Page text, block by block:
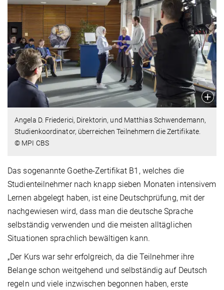
Angela D. Friederici, Direktorin, und Matthias Schwendemann,
Studienkoordinator, überreichen Teilnehmern die Zertifikate.
© MPI CBS
Das sogenannte Goethe-Zertifikat B1, welches die
Studienteilnehmer nach knapp sieben Monaten intensivem
Lernen abgelegt haben, ist eine Deutschprüfung, mit der
nachgewiesen wird, dass man die deutsche Sprache
selbständig verwenden und die meisten alltäglichen
Situationen sprachlich bewältigen kann.
„Der Kurs war sehr erfolgreich, da die Teilnehmer ihre
Belange schon weitgehend und selbständig auf Deutsch
regeln und viele inzwischen begonnen haben, erste